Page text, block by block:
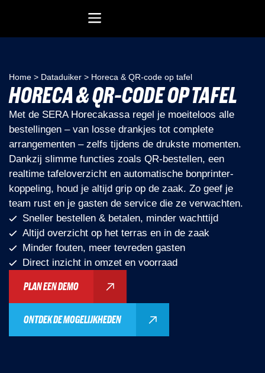
Home > Dataduiker > Horeca & QR-code op tafel
HORECA & QR-CODE OP TAFEL
Met de SERA Horecakassa regel je moeiteloos alle
bestellingen – van losse drankjes tot complete
arrangementen – zelfs tijdens de drukste momenten.
Dankzij slimme functies zoals QR-bestellen, een
realtime tafeloverzicht en automatische bonprinter-
koppeling, houd je altijd grip op de zaak. Zo geef je
team rust en je gasten de service die ze verwachten.
Sneller bestellen & betalen, minder wachttijd
Altijd overzicht op het terras en in de zaak
Minder fouten, meer tevreden gasten
Direct inzicht in omzet en voorraad
ONTDEK DE MOGELIJKHEDEN
PLAN EEN DEMO